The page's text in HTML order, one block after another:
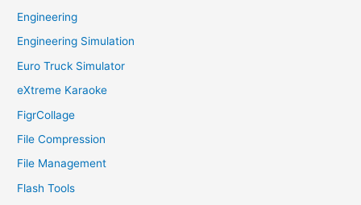
Engineering
Engineering Simulation
Euro Truck Simulator
eXtreme Karaoke
FigrCollage
File Compression
File Management
Flash Tools